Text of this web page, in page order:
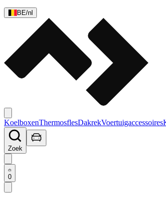
BE/nl
KoelboxenThermosflesDakrekVoertuigaccessoires
Zoek
0